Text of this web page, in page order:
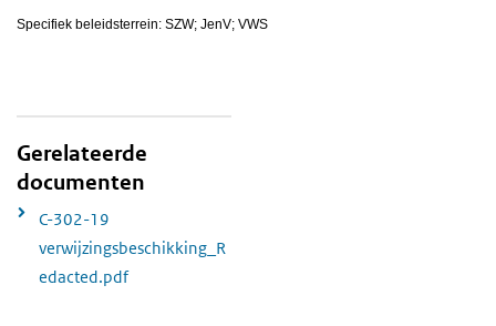
Specifiek beleidsterrein: SZW; JenV; VWS
Gerelateerde
documenten
C-302-19
verwijzingsbeschikking_R
edacted.pdf